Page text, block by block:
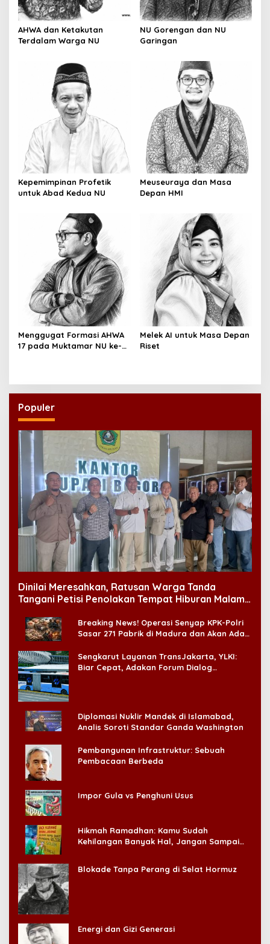
i
o
n
AHWA dan Ketakutan
Terdalam Warga NU
NU Gorengan dan NU
Garingan
Kepemimpinan Profetik
untuk Abad Kedua NU
Meuseuraya dan Masa
Depan HMI
Menggugat Formasi AHWA
17 pada Muktamar NU ke-
Melek AI untuk Masa Depan
Riset
Populer
Dinilai Meresahkan, Ratusan Warga Tanda
Tangani Petisi Penolakan Tempat Hiburan Malam
Breaking News! Operasi Senyap KPK-Polri
Sasar 271 Pabrik di Madura dan Akan Ada
Sengkarut Layanan TransJakarta, YLKI:
Biar Cepat, Adakan Forum Dialog
Diplomasi Nuklir Mandek di Islamabad,
Analis Soroti Standar Ganda Washington
Pembangunan Infrastruktur: Sebuah
Pembacaan Berbeda
Impor Gula vs Penghuni Usus
Hikmah Ramadhan: Kamu Sudah
Kehilangan Banyak Hal, Jangan Sampai
Blokade Tanpa Perang di Selat Hormuz
Energi dan Gizi Generasi